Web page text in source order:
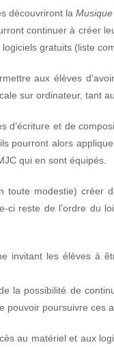
découvriront la
continuer à créer
gratuits (liste
aux élèves
sur ordinateur, tant
d’écriture et de
pourront alors
qui en sont équipés.
toute modestie) créer
ci reste de l’ordre du
invitant les élèves à
la possibilité de
pouvoir poursuivre ces
au matériel et aux